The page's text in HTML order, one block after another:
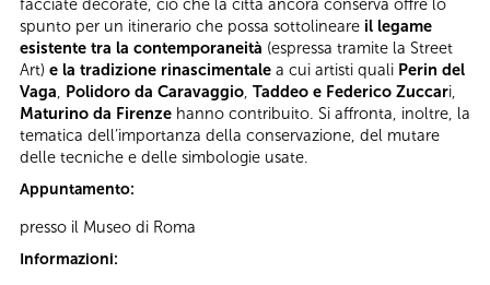
facciate decorate, ciò che la città ancora conserva offre lo
spunto per un itinerario che possa sottolineare il legame
esistente tra la contemporaneità (espressa tramite la Street
Art) e la tradizione rinascimentale a cui artisti quali Perin del
Vaga, Polidoro da Caravaggio, Taddeo e Federico Zuccari,
Maturino da Firenze hanno contribuito. Si affronta, inoltre, la
tematica dell’importanza della conservazione, del mutare
delle tecniche e delle simbologie usate.
Appuntamento:
presso il Museo di Roma
Informazioni: